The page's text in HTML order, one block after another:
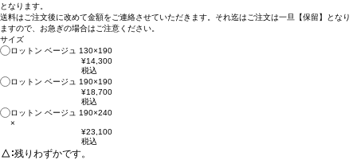
となります。
送料はご注文後に改めて金額をご連絡させていただきます。それ迄はご注文は一旦【保留】となり
ますので、お急ぎの場合はご注意ください。
サイズ
ロットン ベージュ 130×190
¥14,300
税込
ロットン ベージュ 190×190
¥18,700
税込
ロットン ベージュ 190×240
×
¥23,100
税込
△ 残りわずかです。